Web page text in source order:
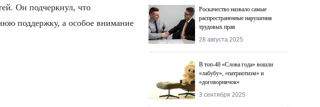
Он подчеркнул, что
поддержку, а особое внимание
Роскачество назвалo самые
распространенные нарушения
трудовых прав
28 августа 2025
В топ-40 «Слова года» вошли
«лабубу», «патриотизм» и
«договорнячок»
3 сентября 2025